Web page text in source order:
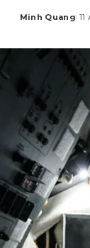
Posted
Minh Quang